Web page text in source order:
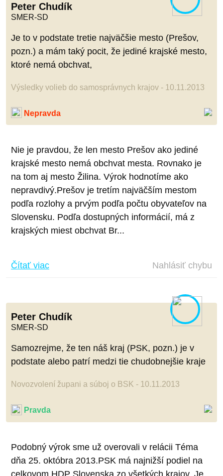
Peter Chudík
SMER-SD
Je to v podstate tretie najväčšie mesto (Prešov,
pozn.) a mám taký pocit, že jediné krajské mesto,
ktoré nemá obchvat,
Výsledky volieb do samosprávnych krajov - 10.11.2013
Nepravda
Nie je pravdou, že len mesto Prešov ako jediné
krajské mesto nemá obchvat mesta. Rovnako je
na tom aj mesto Žilina. Výrok hodnotíme ako
nepravdivý.Prešov je tretím najväčším mestom
podľa rozlohy a prvým podľa počtu obyvateľov na
Slovensku. Podľa dostupných informácií, má z
krajských miest obchvat Br...
Čítať viac Nahlásiť chybu
Peter Chudík
SMER-SD
Samozrejme, že ten náš kraj (PSK, pozn.) je v
podstate alebo patrí medzi tie chudobnejšie kraje
Novozvolení župani a súboj o BSK - 10.11.2013
Pravda
Podobný výrok sme už overovali v relácii Téma
dňa 25. októbra 2013.PSK má najnižší podiel na
celkovom HDP Slovenska zo všetkých krajov. Je